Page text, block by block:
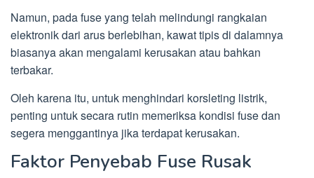
Namun, pada fuse yang telah melindungi rangkaian
elektronik dari arus berlebihan, kawat tipis di dalamnya
biasanya akan mengalami kerusakan atau bahkan
terbakar.
Oleh karena itu, untuk menghindari korsleting listrik,
penting untuk secara rutin memeriksa kondisi fuse dan
segera menggantinya jika terdapat kerusakan.
Faktor Penyebab Fuse Rusak